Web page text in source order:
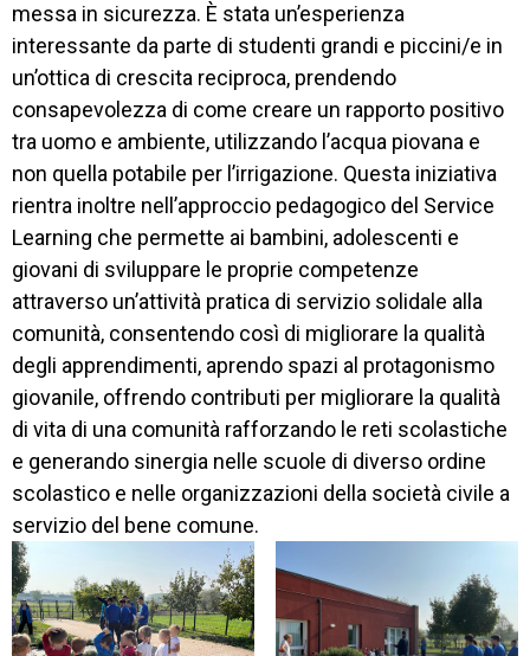
messa in sicurezza. È stata un’esperienza
interessante da parte di studenti grandi e piccini/e in
un’ottica di crescita reciproca, prendendo
consapevolezza di come creare un rapporto positivo
tra uomo e ambiente, utilizzando l’acqua piovana e
non quella potabile per l’irrigazione. Questa iniziativa
rientra inoltre nell’approccio pedagogico del Service
Learning che permette ai bambini, adolescenti e
giovani di sviluppare le proprie competenze
attraverso un’attività pratica di servizio solidale alla
comunità, consentendo così di migliorare la qualità
degli apprendimenti, aprendo spazi al protagonismo
giovanile, offrendo contributi per migliorare la qualità
di vita di una comunità rafforzando le reti scolastiche
e generando sinergia nelle scuole di diverso ordine
scolastico e nelle organizzazioni della società civile a
servizio del bene comune.